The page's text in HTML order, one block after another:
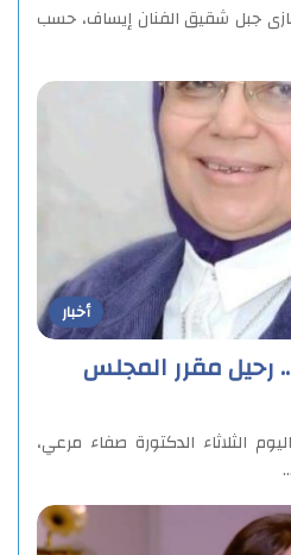
جبل شقيق الفنان إيساف، حسب
أخبار
رحيل مقرر المجلس
الثلاثاء الدكتورة صفاء مرعي،